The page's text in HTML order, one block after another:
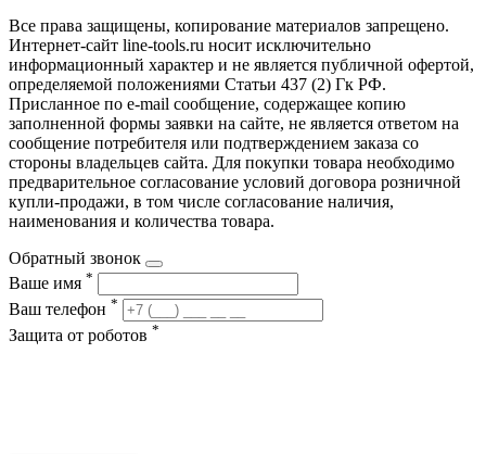
Все права защищены, копирование материалов запрещено.
Интернет-сайт line-tools.ru носит исключительно
информационный характер и не является публичной офертой,
определяемой положениями Статьи 437 (2) Гк РФ.
Присланное по e-mail сообщение, содержащее копию
заполненной формы заявки на сайте, не является ответом на
сообщение потребителя или подтверждением заказа со
стороны владельцев сайта. Для покупки товара необходимо
предварительное согласование условий договора розничной
купли-продажи, в том числе согласование наличия,
наименования и количества товара.
Обратный звонок
Ваше имя *
Ваш телефон *
Защита от роботов *